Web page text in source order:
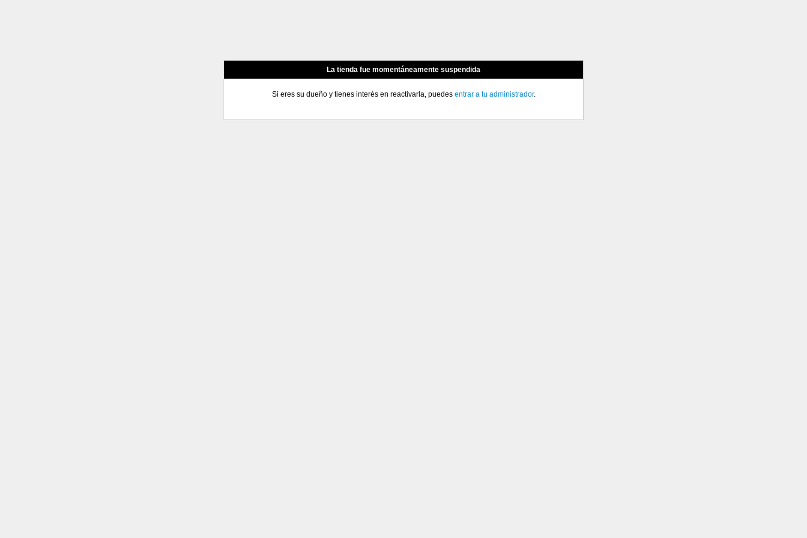
La tienda fue momentáneamente suspendida
Si eres su dueño y tienes interés en reactivarla, puedes entrar a tu administrador.